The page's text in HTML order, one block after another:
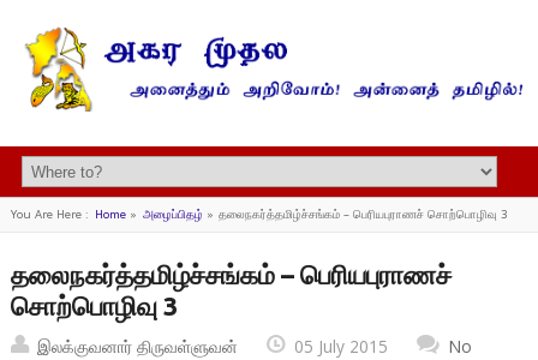
You Are Here : Home» அழைப்பிதழ் » தலைநகர்த்தமிழ்ச்சங்கம் – பெரியபுராணச் சொற்பொழிவு 3
தலைநகர்த்தமிழ்ச்சங்கம் – பெரியபுராணச்
சொற்பொழிவு 3
இலக்குவனார் திருவள்ளுவன் 05 July 2015
No